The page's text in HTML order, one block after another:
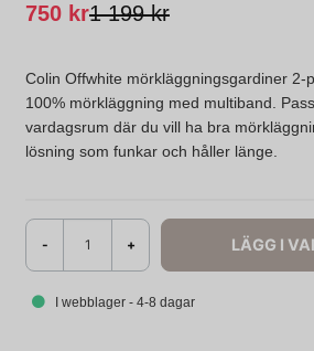
1 199 kr
750 kr
Colin Offwhite mörkläggningsgardiner 2-
100% mörkläggning med multiband.
vardagsrum där du vill ha bra
lösning som funkar och håller länge.
- + LÄGG I
I webblager - 4-8 dagar